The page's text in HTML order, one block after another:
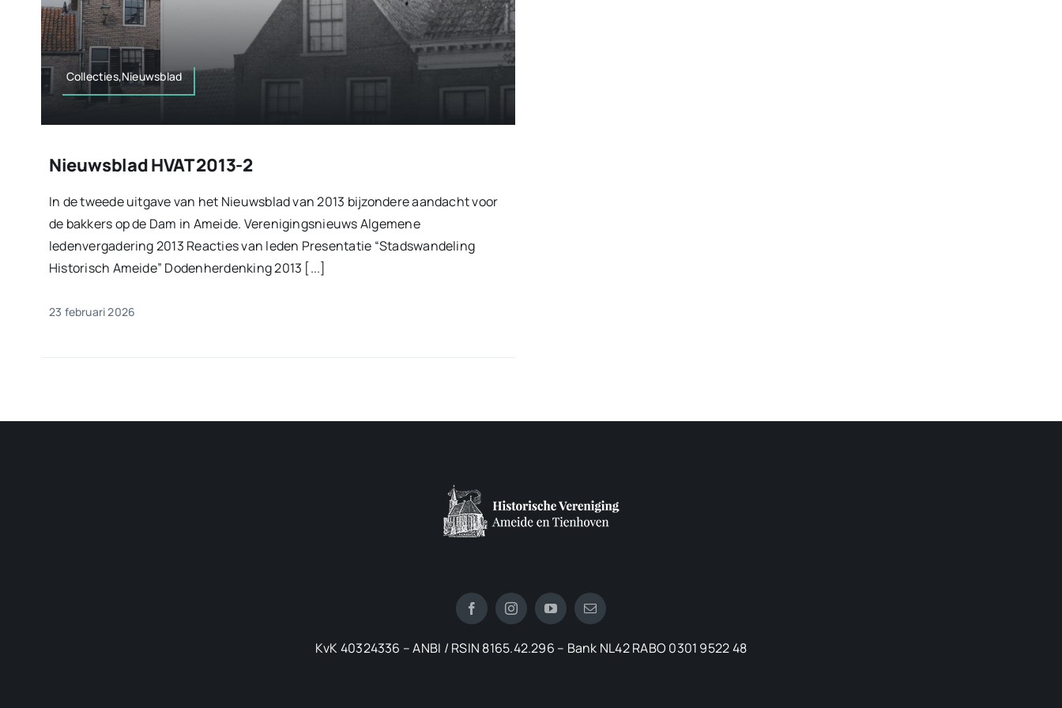
Collecties,Nieuwsblad
Nieuwsblad HVAT 2013-2
In de tweede uitgave van het Nieuwsblad van 2013 bijzondere aandacht voor
de bakkers op de Dam in Ameide. Verenigingsnieuws Algemene
ledenvergadering 2013 Reacties van leden Presentatie “Stadswandeling
Historisch Ameide” Dodenherdenking 2013 [...]
23 februari 2026
KvK 40324336 – ANBI / RSIN 8165.42.296 – Bank NL42 RABO 0301 9522 48